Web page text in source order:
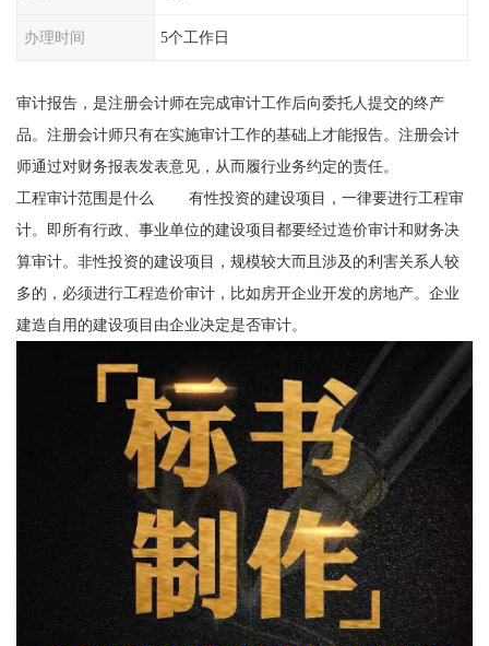
办理时间 5个工作日
审计报告，是注册会计师在完成审计工作后向委托人提交的终产
品。注册会计师只有在实施审计工作的基础上才能报告。注册会计
师通过对财务报表发表意见，从而履行业务约定的责任。
工程审计范围是什么 有性投资的建设项目，一律要进行工程审
计。即所有行政、事业单位的建设项目都要经过造价审计和财务决
算审计。非性投资的建设项目，规模较大而且涉及的利害关系人较
多的，必须进行工程造价审计，比如房开企业开发的房地产。企业
建造自用的建设项目由企业决定是否审计。